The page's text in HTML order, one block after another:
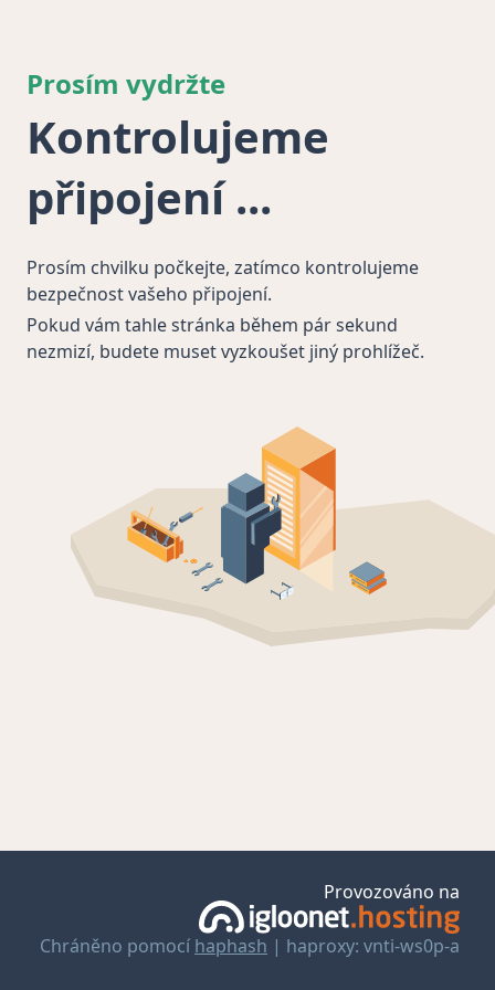
Prosím vydržte
Kontrolujeme
připojení
Prosím chvilku počkejte, zatímco kontrolujeme
bezpečnost vašeho připojení.
Pokud vám tahle stránka během pár sekund
nezmizí, budete muset vyzkoušet jiný prohlížeč.
Provozováno na
Chráněno pomocí haphash | haproxy: vnti-ws0p-a